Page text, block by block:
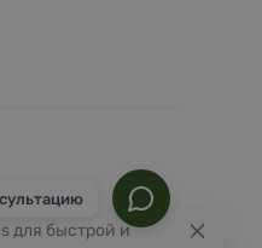
Политикой
для быстрой и